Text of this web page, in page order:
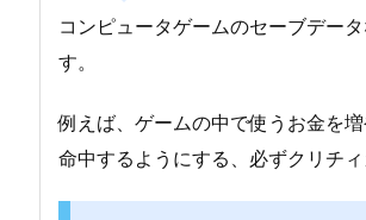
コンピュータゲームのセーブデー
す。
例えば、ゲームの中で使うお金を
命中するようにする、必ずクリチ